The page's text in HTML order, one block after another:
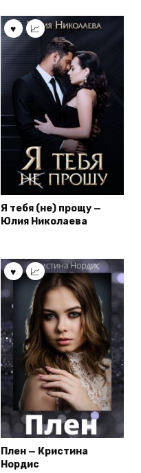
Я тебя (не) прощу —
Юлия Николаева
Плен — Кристина
Нордис